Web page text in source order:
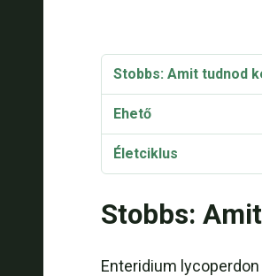
Stobbs: Amit tudnod
Ehető
Életciklus
Stobbs:
Enteridium lycoperdon